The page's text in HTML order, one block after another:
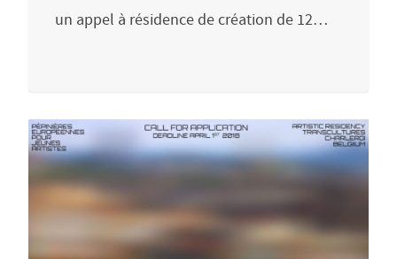
un appel à résidence de création de 12…